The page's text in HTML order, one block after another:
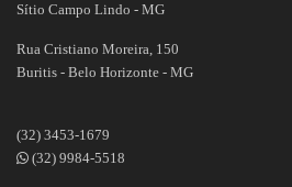
Sítio Campo Lindo - MG
Rua Cristiano Moreira, 150
Buritis - Belo Horizonte - MG
(32) 3453-1679
(32) 9984-5518